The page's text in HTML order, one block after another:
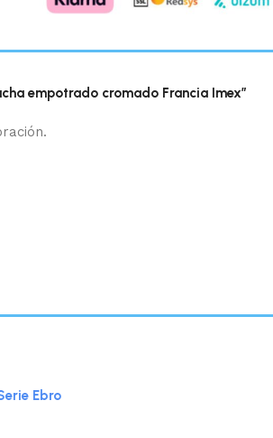
empotrado cromado Francia Imex”
Ebro